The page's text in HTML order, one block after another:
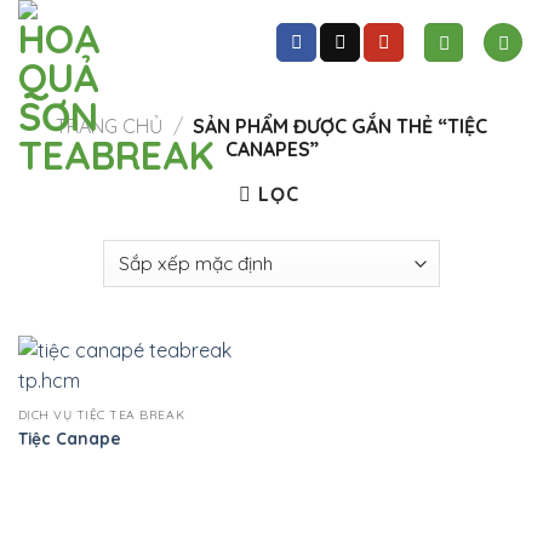
Skip
content
TRANG CHỦ / SẢN PHẨM ĐƯỢC GẮN THẺ “TIỆC
CANAPES”
LỌC
DỊCH VỤ TIỆC TEA BREAK
Tiệc Canape